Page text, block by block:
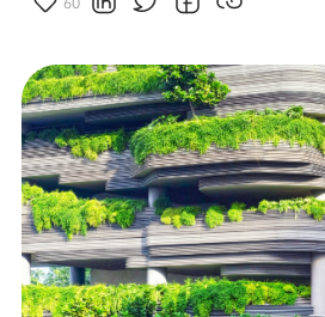
Tin hoạt động
Câu chuyện thay
Tài
Liên